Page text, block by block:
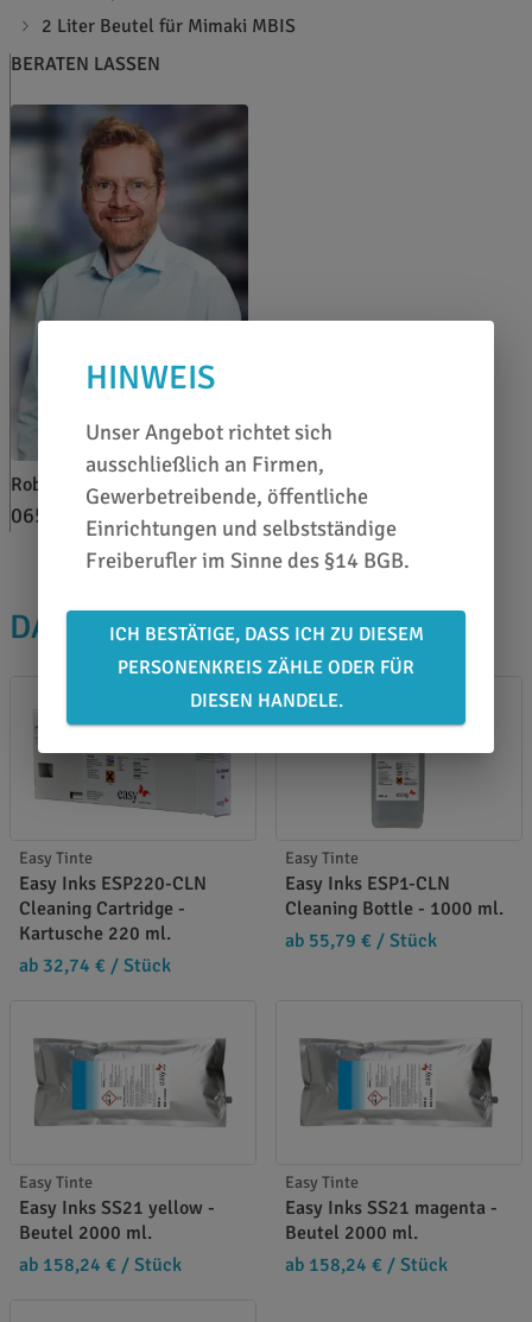
2 Liter Beutel für Mimaki MBIS
BERATEN LASSEN
Robin Schröring-Abke
0651 46 27 79 80
DAS PASST DAZU
Easy Tinte
Easy Inks ESP220-CLN
Cleaning Cartridge -
Kartusche 220 ml.
ab 32,74 € / Stück
Easy Tinte
Easy Inks ESP1-CLN
Cleaning Bottle - 1000 ml.
ab 55,79 € / Stück
Easy Tinte
Easy Inks SS21 yellow -
Beutel 2000 ml.
ab 158,24 € / Stück
Easy Tinte
Easy Inks SS21 magenta -
Beutel 2000 ml.
ab 158,24 € / Stück
HINWEIS
Unser Angebot richtet sich
ausschließlich an Firmen,
Gewerbetreibende, öffentliche
Einrichtungen und selbstständige
Freiberufler im Sinne des §14 BGB.
ICH BESTÄTIGE, DASS ICH ZU DIESEM
PERSONENKREIS ZÄHLE ODER FÜR
DIESEN HANDELE.